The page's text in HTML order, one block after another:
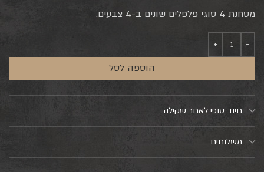
מטחנת 4 סוגי פלפלים שונים ב-4 צבעים.
הוספה לסל
חיוב סופי לאחר שקילה
משלוחים